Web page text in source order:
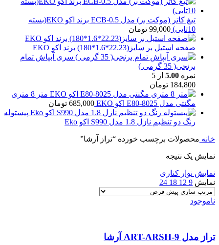
تیغ کاتر (موکت بر) مدل ECB-0.5 برند اکو EKO(بسته
10تایی)
99,000 تومان
صفحه استیل بر سایز(22.23*1.6*180) برند اکو EKO
سری آبپاش تمام
برنجی( 35 گرمی )
نمره 5.00 از 5
184,800 تومان
متر 8 متری
مگنتی مدل E80-8025 اکو EKO
685,000 تومان
پیستوله
رنگ دو تنظیم نازل 1.8 مدل S990 اکو Eko
خانه محصولات برچسب خورده “تراز آرشا”
نمایش یک نتیجه
نمایش نوار کناری
نمایش 9
12
18
24
ناموجود
تراز مدل ART-ARSH-9 آرشا